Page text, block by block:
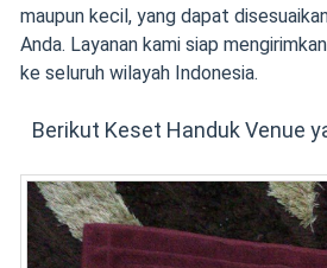
maupun kecil, yang dapat
Anda. Layanan kami siap
ke seluruh wilayah Indonesia.
Berikut Keset Handuk Venue